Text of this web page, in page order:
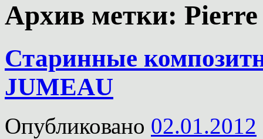
Архив метки:
Старинные
JUMEAU
Опубликовано 02.01.2012